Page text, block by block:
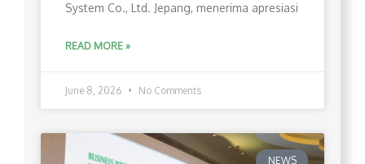
System Co., Ltd. Jepang, menerima apresiasi
READ MORE »
June 8, 2026 No Comments
NEWS